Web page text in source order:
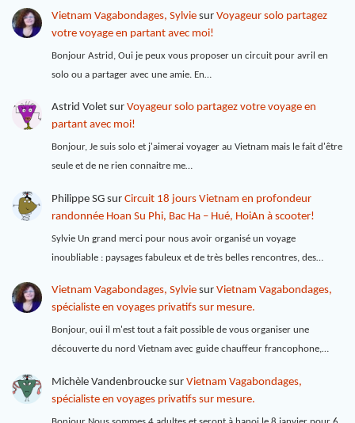
Vietnam Vagabondages, Sylviesur Voyageur solo partagez
votre voyage en partant avec moi!
Bonjour Astrid, Oui je peux vous proposer un circuit pour avril en
solo ou a partager avec une amie. En…
Astrid Voletsur Voyageur solo partagez votre voyage en
partant avec moi!
Bonjour, Je suis solo et j'aimerai voyager au Vietnam mais le fait d'être
seule et de ne rien connaitre me…
Philippe SGsur Circuit 18 jours Vietnam en profondeur
randonnée Hoan Su Phi, Bac Ha – Hué, HoiAn à scooter!
Sylvie Un grand merci pour nous avoir organisé un voyage
inoubliable : paysages fabuleux et de très belles rencontres, des…
Vietnam Vagabondages, Sylviesur Vietnam Vagabondages,
spécialiste en voyages privatifs sur mesure.
Bonjour, oui il m'est tout a fait possible de vous organiser une
découverte du nord Vietnam avec guide chauffeur francophone,…
Michèle Vandenbrouckesur Vietnam Vagabondages,
spécialiste en voyages privatifs sur mesure.